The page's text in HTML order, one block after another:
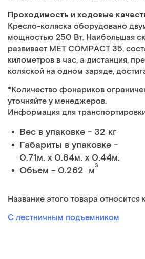
Проходимость и ходовые
Кресло-коляска оборудовано
мощностью 250 Вт. Наибольшая
развивает MET COMPACT 35,
километров в час, а дистанция,
коляской на одном заряде,
*Количество фонариков
уточняйте у менеджеров.
Информация для
Вес в упаковке - 32 кг
Габариты в упаковке -
0.71м. x 0.84м. x 0.44м.
Объем - 0.262 м3
Название этого товара относится
С лестничным подъемником